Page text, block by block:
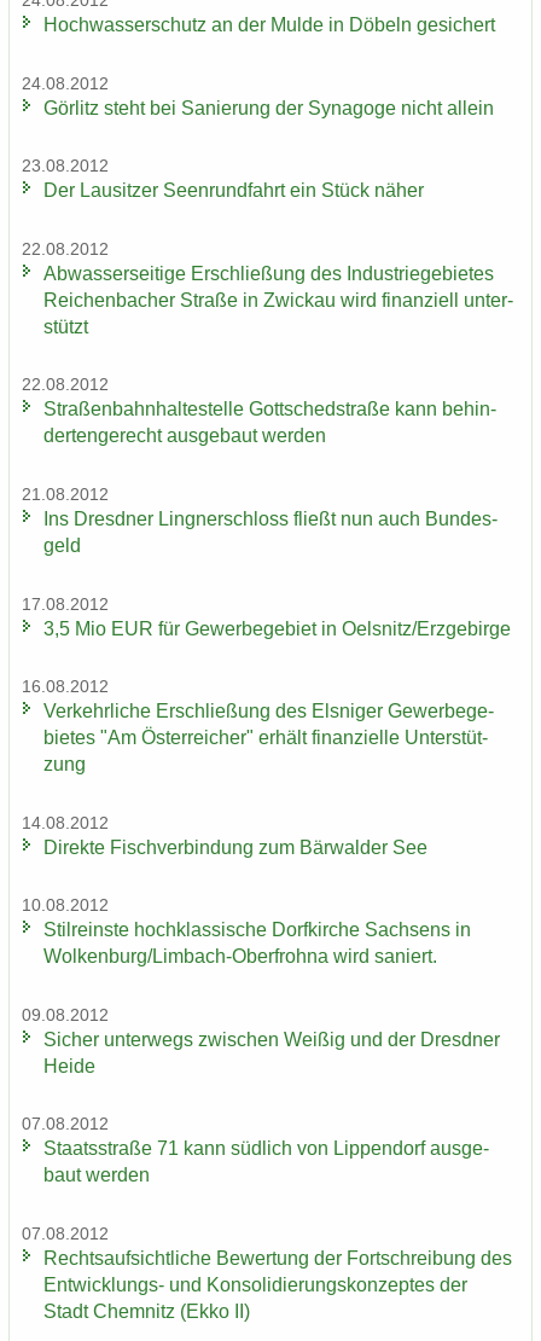
Hoch­was­ser­schutz an der Mulde in Dö­beln ge­si­chert
24.08.2012
Gör­litz steht bei Sa­nie­rung der Syn­ago­ge nicht al­lein
23.08.2012
Der Lau­sit­zer Seen­rund­fahrt ein Stück näher
22.08.2012
Ab­was­ser­sei­ti­ge Er­schlie­ßung des In­dus­trie­ge­bie­tes
Rei­chen­ba­cher Stra­ße in Zwi­ckau wird fi­nan­zi­ell un­ter­
stützt
22.08.2012
Stra­ßen­bahn­hal­te­stel­le Gott­sched­stra­ße kann be­hin­
der­ten­ge­recht aus­ge­baut wer­den
21.08.2012
Ins Dresd­ner Ling­ner­schloss fließt nun auch Bun­des­
geld
17.08.2012
3,5 Mio EUR für Ge­wer­be­ge­biet in Oels­nitz/Erz­ge­bir­ge
16.08.2012
Ver­kehr­li­che Er­schlie­ßung des Els­ni­ger Ge­wer­be­ge­
bie­tes "Am Ös­ter­rei­cher" er­hält fi­nan­zi­el­le Un­ter­stüt­
zung
14.08.2012
Di­rek­te Fisch­ver­bin­dung zum Bär­wal­der See
10.08.2012
Stil­reins­te hoch­klas­si­sche Dorf­kir­che Sach­sens in
Wol­ken­burg/Limbach-​Oberfrohna wird sa­niert.
09.08.2012
Si­cher un­ter­wegs zwi­schen Wei­ßig und der Dresd­ner
Heide
07.08.2012
Staats­stra­ße 71 kann süd­lich von Lip­pen­dorf aus­ge­
baut wer­den
07.08.2012
Rechts­auf­sicht­li­che Be­wer­tung der Fort­schrei­bung des
Entwicklungs-​ und Kon­so­li­die­rungs­kon­zep­tes der
Stadt Chem­nitz (Ekko II)